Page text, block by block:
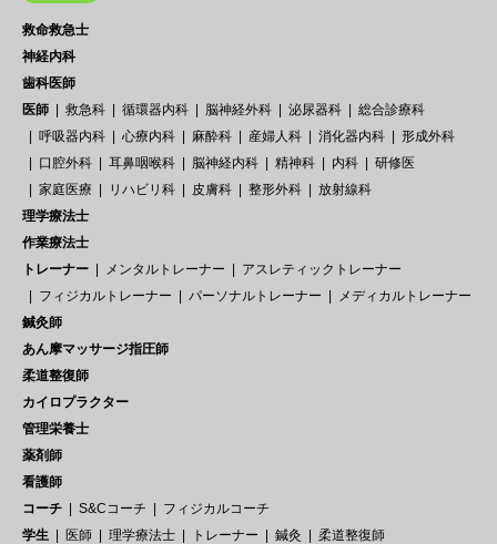
救命救急士
神経内科
歯科医師
医師
救急科 循環器内科 脳神経外科 泌尿器科
総合診療科
呼吸器内科
心療内科 麻酔科 産婦人科 消化器内科
形成外科
口腔外科
耳鼻咽喉科 脳神経内科 精神科 内科
研修医
家庭医療
リハビリ科 皮膚科 整形外科
放射線科
理学療法士
作業療法士
トレーナー
メンタルトレーナー
アスレティックトレーナー
フィジカルトレーナー
パーソナルトレーナー
メディカルトレーナー
鍼灸師
あん摩マッサージ指圧師
柔道整復師
カイロプラクター
管理栄養士
薬剤師
看護師
コーチ
S&Cコーチ
フィジカルコーチ
学生
医師 理学療法士 トレーナー 鍼灸 柔道整復師